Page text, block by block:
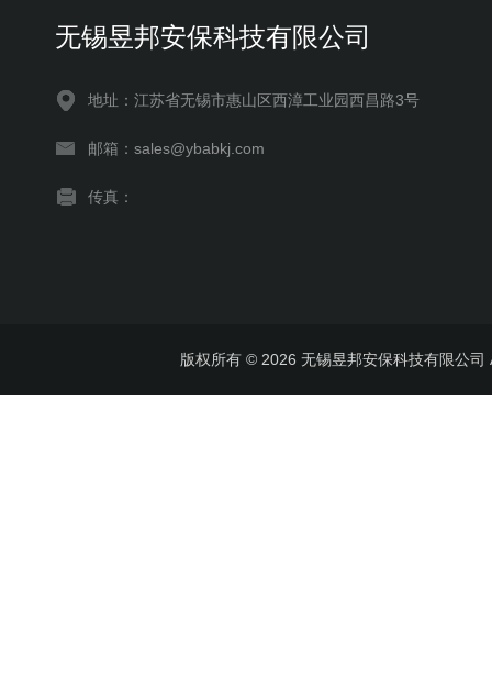
无锡昱邦安保科技有限公司
地址：江苏省无锡市惠山区西漳工业园西昌路3号
邮箱：sales@ybabkj.com
传真：
版权所有 © 2026 无锡昱邦安保科技有限